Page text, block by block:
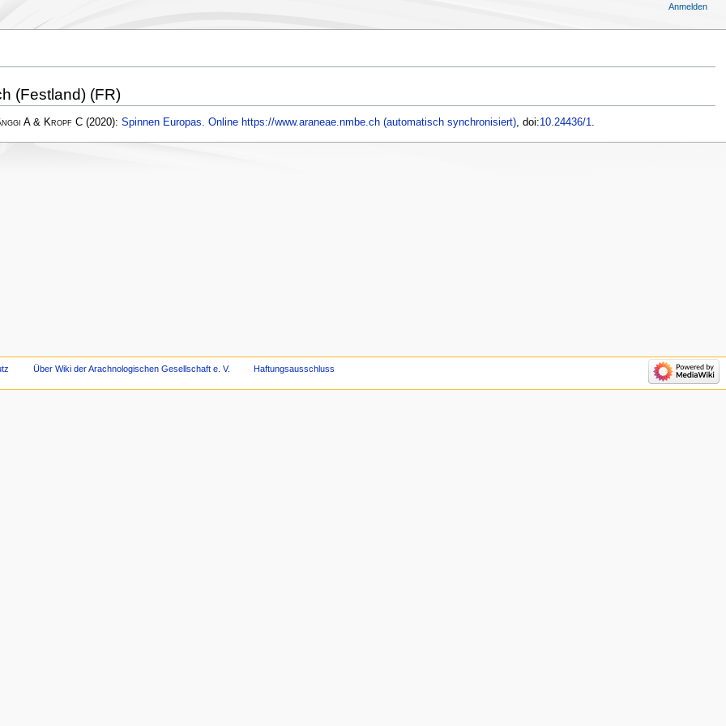
(Festland) (FR)
A & Kropf C(2020): Spinnen Europas. Online https://www.araneae.nmbe.ch (automatisch synchronisiert), doi:10.24436/1.
Anmelden
Über Wiki der Arachnologischen Gesellschaft e. V. Haftungsausschluss